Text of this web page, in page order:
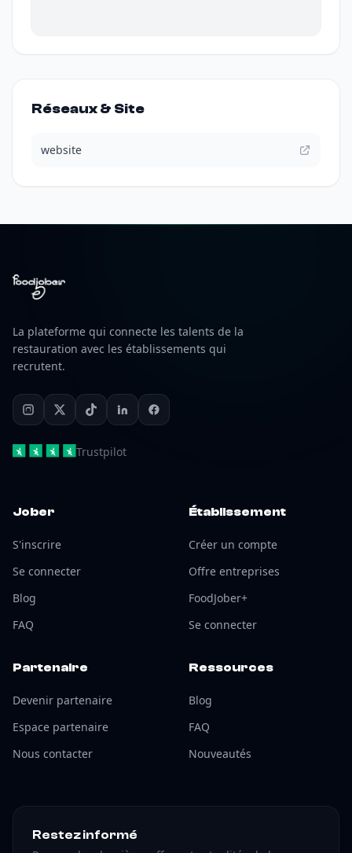
Réseaux & Site
website
La plateforme qui connecte les talents de la
restauration avec les établissements qui
recrutent.
Trustpilot
Jober
S'inscrire
Se connecter
Blog
FAQ
Établissement
Créer un compte
Offre entreprises
FoodJober+
Se connecter
Partenaire
Devenir partenaire
Espace partenaire
Nous contacter
Ressources
Blog
FAQ
Nouveautés
Restez informé